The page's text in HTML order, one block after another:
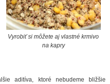
Vyrobiť si môžete aj vlastné krmivo
na kapry
aditíva, ktoré nebudeme bližšie